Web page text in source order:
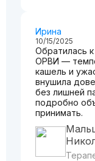
Ирина
10/15/2025
Обратилась
ОРВИ —
кашель и
внушила
без лишней
подробно
принимать.